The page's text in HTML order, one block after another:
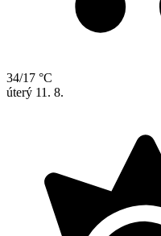
34/17 °C
úterý 11. 8.